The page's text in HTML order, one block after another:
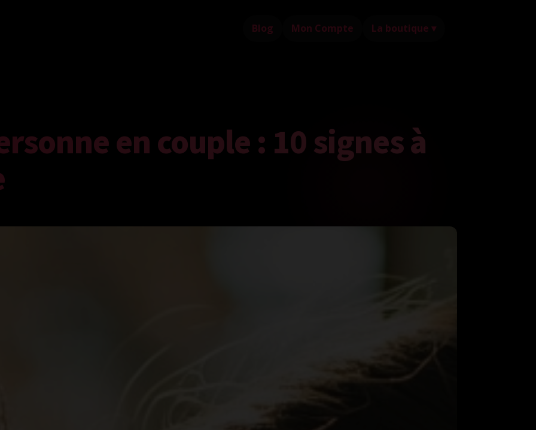
Blog Mon Compte La boutique ▾
en couple : 10 signes à